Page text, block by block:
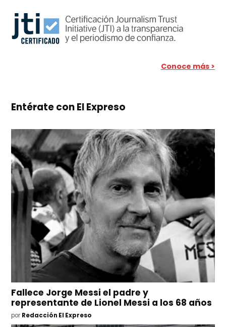
Conoce más >
Entérate con El Expreso
Fallece Jorge Messi el padre y
representante de Lionel Messi a los 68 años
por Redacción El Expreso